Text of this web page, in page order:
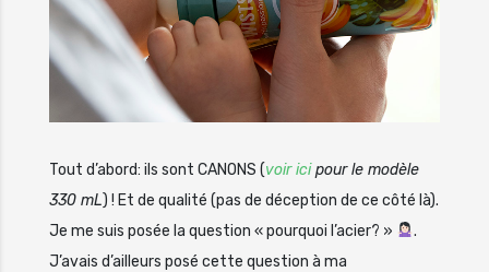
Tout d’abord: ils sont CANONS (voir icipour le modèle
330 mL) ! Et de qualité (pas de déception de ce côté là).
Je me suis posée la question « pourquoi l’acier? »
.
J’avais d’ailleurs posé cette question à ma